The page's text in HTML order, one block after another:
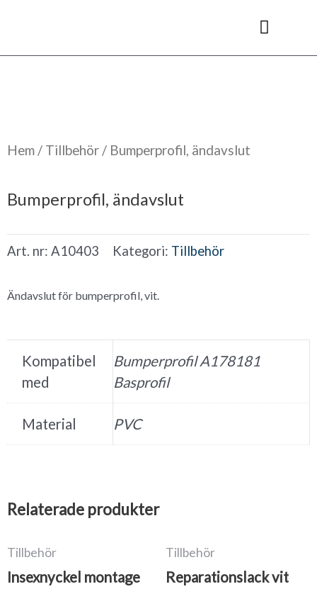
Hem / Tillbehör / Bumperprofil, ändavslut
Bumperprofil, ändavslut
Art. nr: A10403 Kategori: Tillbehör
Ändavslut för bumperprofil, vit.
Kompatibel
med
Bumperprofil A178181
Basprofil
Material PVC
Relaterade produkter
Tillbehör
Insexnyckel montage
Tillbehör
Reparationslack vit